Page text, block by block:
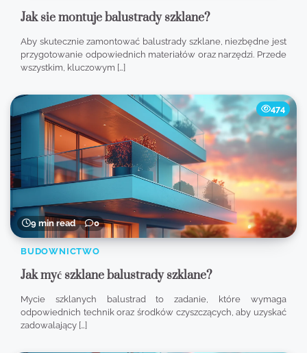
Jak sie montuje balustrady szklane?
Aby skutecznie zamontować balustrady szklane, niezbędne jest
przygotowanie odpowiednich materiałów oraz narzędzi. Przede
wszystkim, kluczowym […]
9 min read 0
474
BUDOWNICTWO
Jak myć szklane balustrady szklane?
Mycie szklanych balustrad to zadanie, które wymaga
odpowiednich technik oraz środków czyszczących, aby uzyskać
zadowalający […]